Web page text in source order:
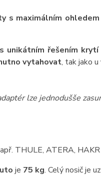
s maximálním
unikátním řešením
vytahovat, tak jako u
lze jednodušše
THULE, ATERA,
je 75 kg. Celý nosič je